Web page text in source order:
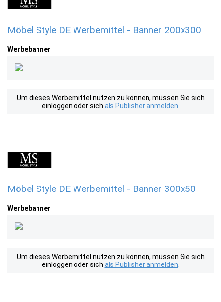
Möbel Style DE Werbemittel - Banner 200x300
Werbebanner
Um dieses Werbemittel nutzen zu können, müssen Sie sich
einloggen oder sich als Publisher anmelden
Möbel Style DE Werbemittel - Banner 300x50
Werbebanner
Um dieses Werbemittel nutzen zu können, müssen Sie sich
einloggen oder sich als Publisher anmelden